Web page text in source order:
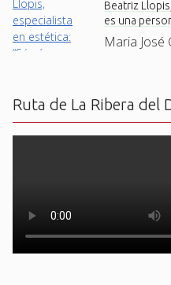
Beatriz
es una
Maria José
Ruta de La Ribera del